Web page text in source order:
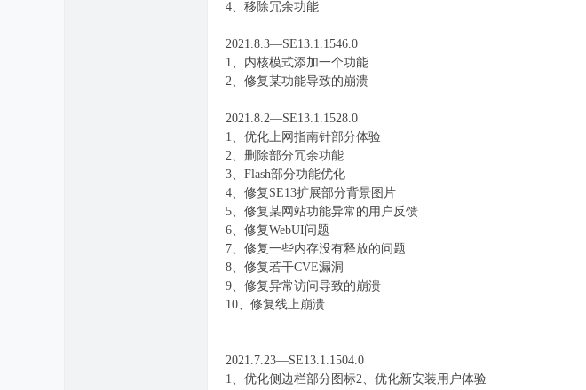
4、移除冗余功能
2021.8.3—SE13.1.1546.0
1、内核模式添加一个功能
2、修复某功能导致的崩溃
2021.8.2—SE13.1.1528.0
1、优化上网指南针部分体验
2、删除部分冗余功能
3、Flash部分功能优化
4、修复SE13扩展部分背景图片
5、修复某网站功能异常的用户反馈
6、修复WebUI问题
7、修复一些内存没有释放的问题
8、修复若干CVE漏洞
9、修复异常访问导致的崩溃
10、修复线上崩溃
2021.7.23—SE13.1.1504.0
1、优化侧边栏部分图标2、优化新安装用户体验